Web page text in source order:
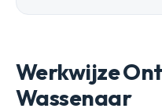
Werkwijze
Wassenaar